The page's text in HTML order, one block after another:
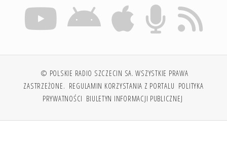
© POLSKIE RADIO SZCZECIN SA. WSZYSTKIE PRAWA
ZASTRZEŻONE. REGULAMIN KORZYSTANIA Z PORTALU POLITYKA
PRYWATNOŚCI BIULETYN INFORMACJI PUBLICZNEJ